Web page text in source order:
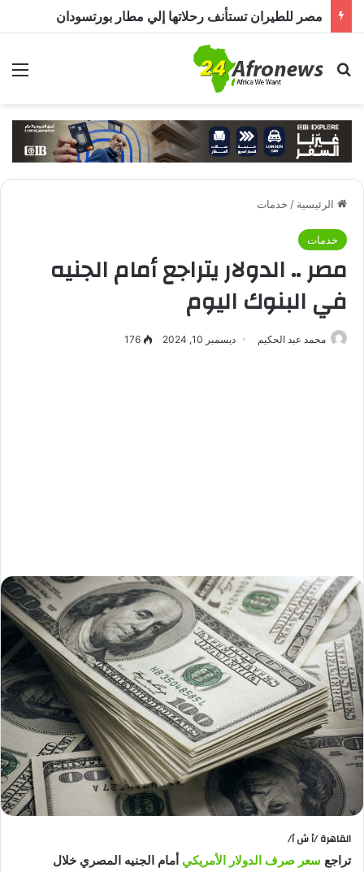
مصر للطيران تستأنف رحلاتها إلي مطار بورتسودان
بحث عن
الرئيسية / خدمات
خدمات
مصر .. الدولار يتراجع أمام الجنيه
في البنوك اليوم
محمد عبد الحكيم ديسمبر 10, 2024 176
القاهرة /أ ش أ/
تراجع سعر صرف الدولار الأمريكي أمام الجنيه المصري خلال